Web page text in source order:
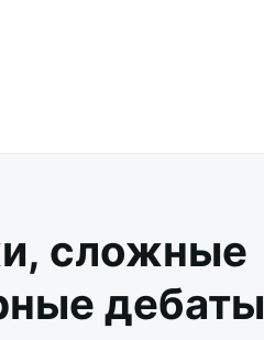
сложные
дебаты